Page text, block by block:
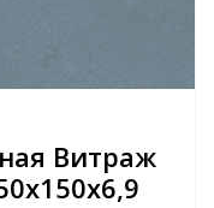
Витраж